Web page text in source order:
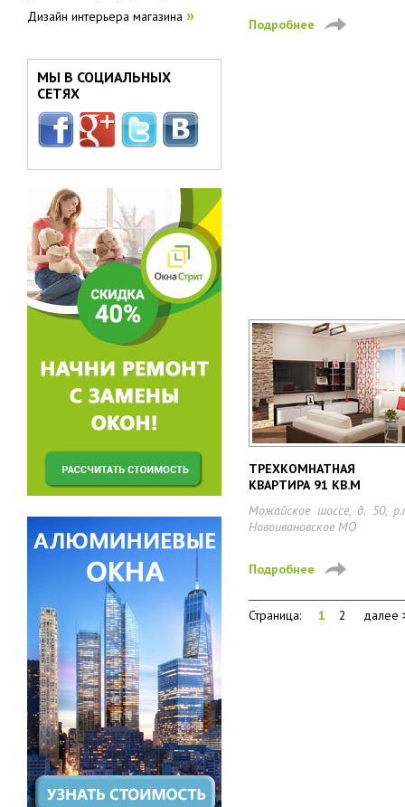
Подробнее
ТРЕХКОМНАТНАЯ
КВАРТИРА 91 КВ.М
Можайское шоссе, д. 50,
Новоивановское МО
Подробнее
Страница: 1 2 далее
Дизайн интерьера магазина »
МЫ В СОЦИАЛЬНЫХ
СЕТЯХ